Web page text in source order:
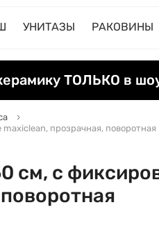
УНИТАЗЫ РАКОВИНЫ
ТОЛЬКО в
прозрачная, поворотная
см, с